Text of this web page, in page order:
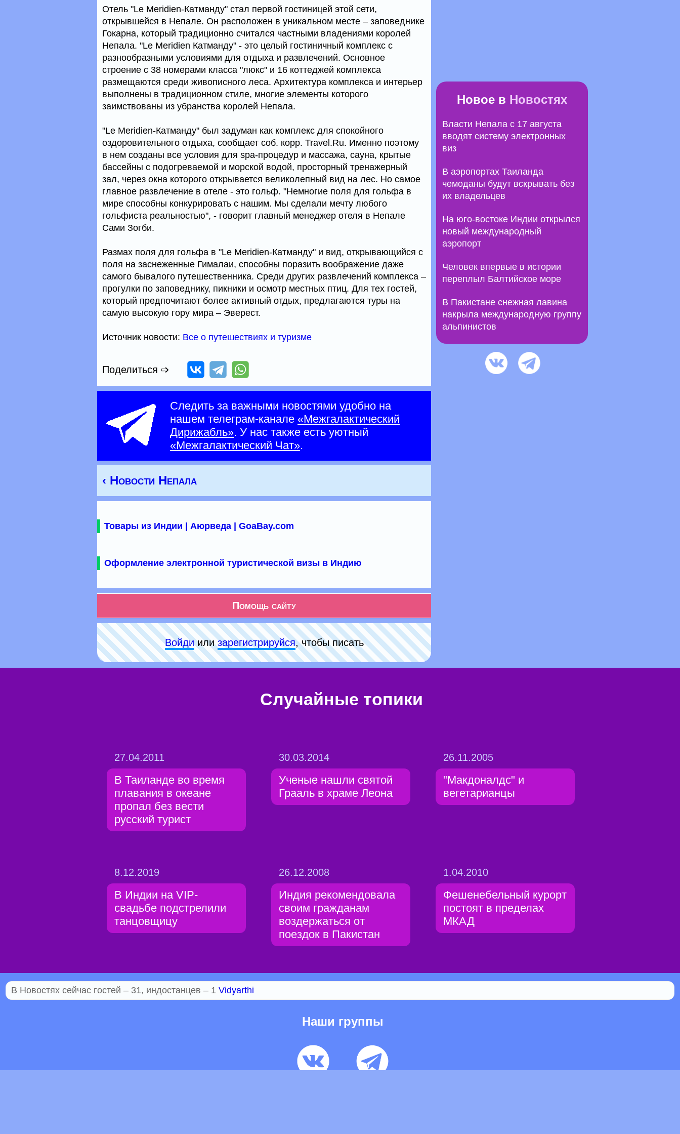
Отель "Le Meridien-Катманду" стал первой гостиницей этой сети,
открывшейся в Непале. Он расположен в уникальном месте – заповеднике
Гокарна, который традиционно считался частными владениями королей
Непала. "Le Meridien Катманду" - это целый гостиничный комплекс с
разнообразными условиями для отдыха и развлечений. Основное
строение с 38 номерами класса "люкс" и 16 коттеджей комплекса
размещаются среди живописного леса. Архитектура комплекса и интерьер
выполнены в традиционном стиле, многие элементы которого
заимствованы из убранства королей Непала.
"Le Meridien-Катманду" был задуман как комплекс для спокойного
оздоровительного отдыха, сообщает соб. корр. Travel.Ru. Именно поэтому
в нем созданы все условия для spa-процедур и массажа, сауна, крытые
бассейны с подогреваемой и морской водой, просторный тренажерный
зал, через окна которого открывается великолепный вид на лес. Но самое
главное развлечение в отеле - это гольф. "Немногие поля для гольфа в
мире способны конкурировать с нашим. Мы сделали мечту любого
гольфиста реальностью", - говорит главный менеджер отеля в Непале
Сами Зогби.
Размах поля для гольфа в "Le Meridien-Катманду" и вид, открывающийся с
поля на заснеженные Гималаи, способны поразить воображение даже
самого бывалого путешественника. Среди других развлечений комплекса –
прогулки по заповеднику, пикники и осмотр местных птиц. Для тех гостей,
который предпочитают более активный отдых, предлагаются туры на
самую высокую гору мира – Эверест.
Источник новости: Все о путешествиях и туризме
Поделиться ➩
Следить за важными новостями удобно на
нашем телеграм-канале «Межгалактический
Дирижабль». У нас также есть уютный
«Межгалактический Чат».
‹ Новости Непала
Товары из Индии | Аюрведа | GoaBay.com
Оформление электронной туристической визы в Индию
Помощь сайту
Войдиилизарeгиcтpируйся, чтобы писать
Новое в Новостях
Власти Непала с 17 августа
вводят систему электронных
виз
В аэропортах Таиланда
чемоданы будут вскрывать без
их владельцев
На юго-востоке Индии открылся
новый международный
аэропорт
Человек впервые в истории
переплыл Балтийское море
В Пакистане снежная лавина
накрыла международную группу
альпинистов
Случайные топики
27.04.2011
В Таиланде во время
плавания в океане
пропал без вести
русский турист
30.03.2014
Ученые нашли святой
Грааль в храме Леона
26.11.2005
"Макдоналдс" и
вегетарианцы
8.12.2019
В Индии на VIP-
свадьбе подстрелили
танцовщицу
26.12.2008
Индия рекомендовала
своим гражданам
воздержаться от
поездок в Пакистан
1.04.2010
Фешенебельный курорт
постоят в пределах
МКАД
В Новостях сейчас гостей – 31, индостанцев – 1 Vidyarthi
Наши группы